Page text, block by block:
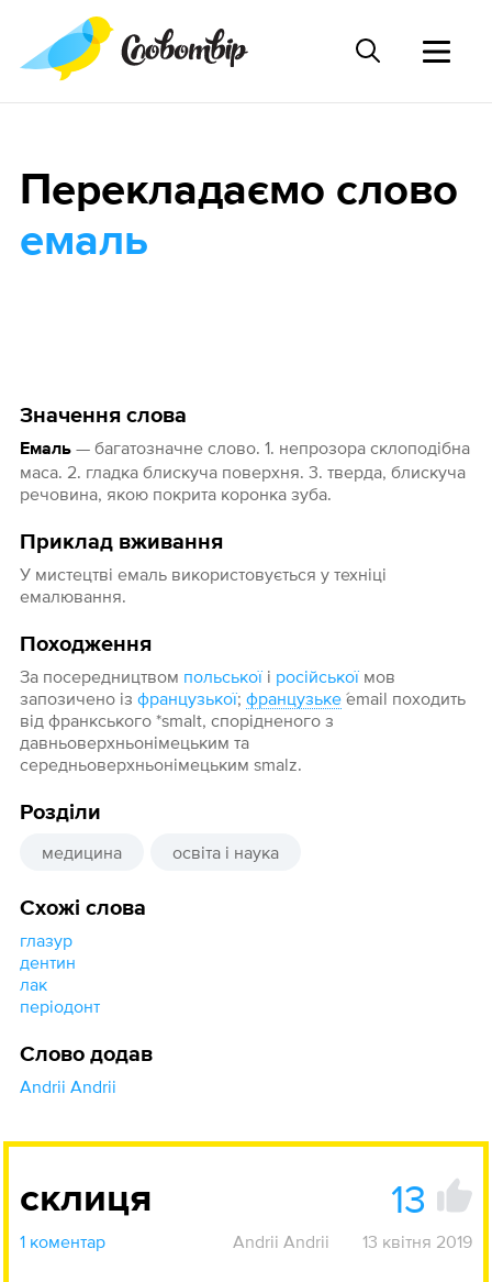
Значення слова
Емаль— багатозначне слово. 1. непрозора склоподібна
маса. 2. гладка блискуча поверхня. 3. тверда, блискуча
речовина, якою покрита коронка зуба.
Приклад вживання
У мистецтві емаль використовується у техніці
емалювання.
Походження
За посередництвом польськоїі російськоїмов
запозичено із французької; французьке́email походить
від франкського *smalt, спорідненого з
давньоверхньонімецьким та
середньоверхньонімецьким smalz.
Розділи
медицина освіта і наука
Схожі слова
глазур
дентин
лак
періодонт
Слово додав
Andrii Andrii
Перекладаємо слово
емаль
склиця 13
1 коментар Andrii Andrii 13 квітня 2019